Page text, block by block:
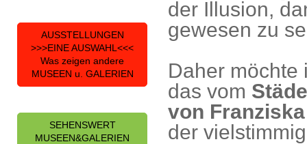
der Illusion,
gewesen zu
Daher möchte
das vom
von
der
AUSSTELLUNGEN
>>>EINE AUSWAHL<<<
Was zeigen andere
MUSEEN u. GALERIEN
SEHENSWERT
MUSEEN&GALERIEN